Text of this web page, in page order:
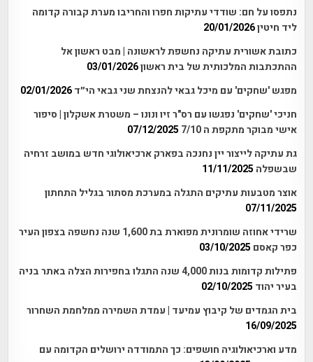
נתפסו על חם: שודדי עתיקות חפרו והחריבו מערת קבורה קדומה
ליד חיטין20/01/2026
כתובת אשורית עתיקה נחשפת לראשונה | מבט ראשון אל
ההתכתבות המלכותית של בית ראשון03/01/2026
מפגש 'שחקים' עם מיכל גבאי להנצחת שני גבאי הי״ד 02/01/2026
חניכי 'שחקים' נפגשו עם רס"ר זיו ונונו – משטרת אשקלון | סיפור
אישי מבוקר מתקפת ה 7/10
07/12/2025
גת עתיקה לייצור יין נחנכה בפארק ארכיאולוגי חדש במושב זרחיה
שבשפלה 11/11/2025
אוצר מטבעות עתיקים התגלה במערכת מסתור בגליל התחתון
07/11/2025
שרידי אחוזה שומרונית מפוארת בת 1,600 שנה נחשפה בצפון העיר
כפר קאסם 03/10/2025
פתילות קדומות בנות 4,000 שנה התגלו בחפירות הצלה באתר בניה
בעיר יהוד 02/10/2025
בית הגמדים של קיבוץ עמיעד | עמדת השמירה ממלחמת השחרור
16/09/2025
מדע וארכיאולוגיה חושפים: כך התמודדה ירושלים הקדומה עם